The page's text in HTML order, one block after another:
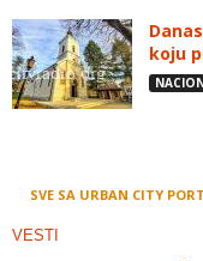
koju
SVE SA URBAN CITY
VESTI